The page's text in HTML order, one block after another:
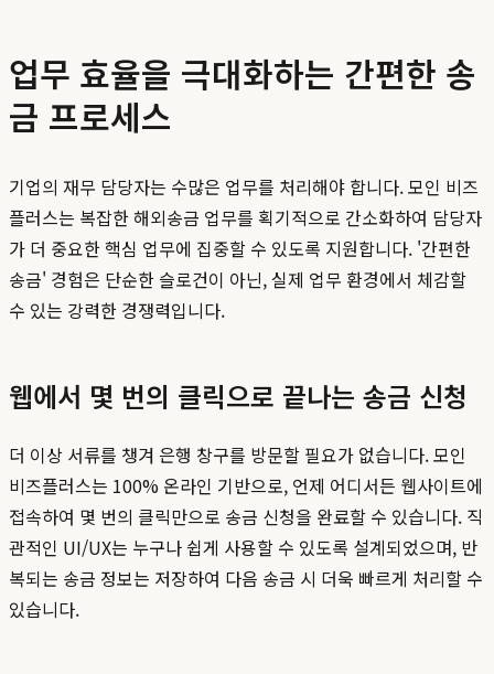
업무 효율을 극대화하는 간편한 송
금 프로세스
기업의 재무 담당자는 수많은 업무를 처리해야 합니다. 모인 비즈
플러스는 복잡한 해외송금 업무를 획기적으로 간소화하여 담당자
가 더 중요한 핵심 업무에 집중할 수 있도록 지원합니다. '간편한
송금' 경험은 단순한 슬로건이 아닌, 실제 업무 환경에서 체감할
수 있는 강력한 경쟁력입니다.
웹에서 몇 번의 클릭으로 끝나는 송금 신청
더 이상 서류를 챙겨 은행 창구를 방문할 필요가 없습니다. 모인
비즈플러스는 100% 온라인 기반으로, 언제 어디서든 웹사이트에
접속하여 몇 번의 클릭만으로 송금 신청을 완료할 수 있습니다. 직
관적인 UI/UX는 누구나 쉽게 사용할 수 있도록 설계되었으며, 반
복되는 송금 정보는 저장하여 다음 송금 시 더욱 빠르게 처리할 수
있습니다.